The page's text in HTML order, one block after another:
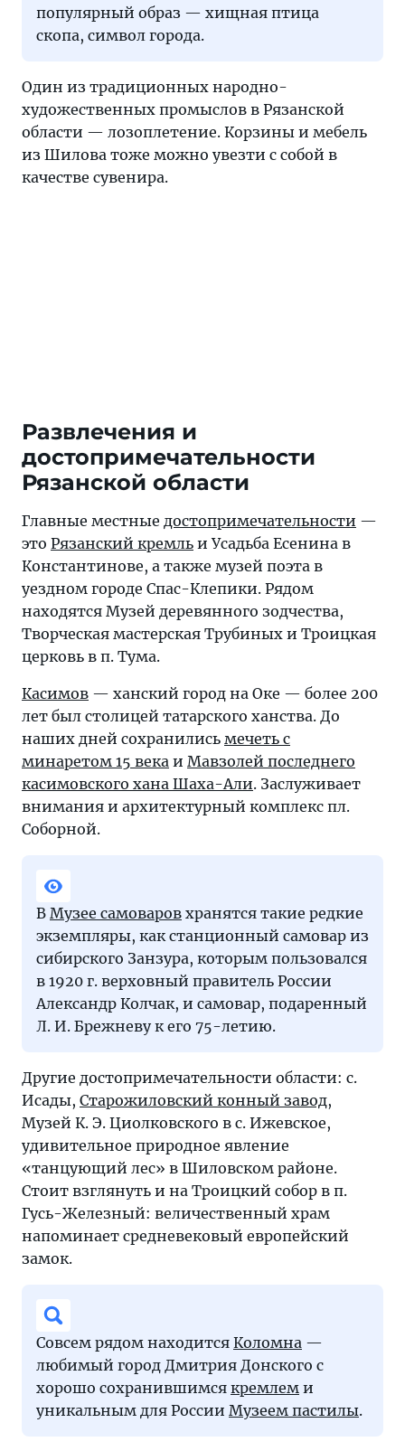
популярный образ — хищная птица
скопа, символ города.
Один из традиционных народно-
художественных промыслов в Рязанской
области — лозоплетение. Корзины и мебель
из Шилова тоже можно увезти с собой в
качестве сувенира.
Развлечения и
достопримечательности
Рязанской области
Главные местные достопримечательности —
это Рязанский кремль и Усадьба Есенина в
Константинове, а также музей поэта в
уездном городе Спас-Клепики. Рядом
находятся Музей деревянного зодчества,
Творческая мастерская Трубиных и Троицкая
церковь в п. Тума.
Касимов — ханский город на Оке — более 200
лет был столицей татарского ханства. До
наших дней сохранились мечеть с
минаретом 15 века и Мавзолей последнего
касимовского хана Шаха-Али. Заслуживает
внимания и архитектурный комплекс пл.
Соборной.
В Музее самоваров хранятся такие редкие
экземпляры, как станционный самовар из
сибирского Занзура, которым пользовался
в 1920 г. верховный правитель России
Александр Колчак, и самовар, подаренный
Л. И. Брежневу к его 75-летию.
Другие достопримечательности области: с.
Исады, Старожиловский конный завод,
Музей К. Э. Циолковского в с. Ижевское,
удивительное природное явление
«танцующий лес» в Шиловском районе.
Стоит взглянуть и на Троицкий собор в п.
Гусь-Железный: величественный храм
напоминает средневековый европейский
замок.
Совсем рядом находится Коломна —
любимый город Дмитрия Донского с
хорошо сохранившимся кремлем и
уникальным для России Музеем пастилы.